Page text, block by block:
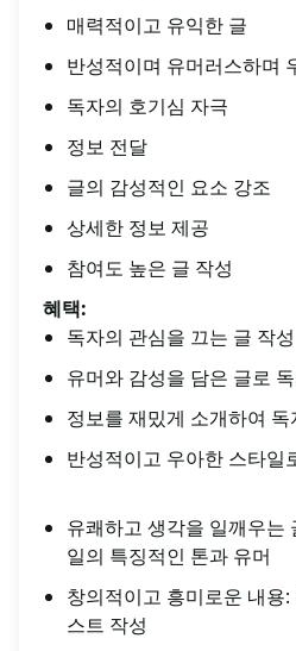
매력적이고 유익한 글
반성적이며 유머러스하며
독자의 호기심 자극
정보 전달
글의 감성적인 요소 강조
상세한 정보 제공
참여도 높은 글 작성
혜택:
독자의 관심을 끄는 글 작성
유머와 감성을 담은 글로
정보를 재밌게 소개하여
반성적이고 우아한 스타일
유쾌하고 생각을 일깨우
일의 특징적인 톤과 유머
창의적이고 흥미로운 내용
스트 작성